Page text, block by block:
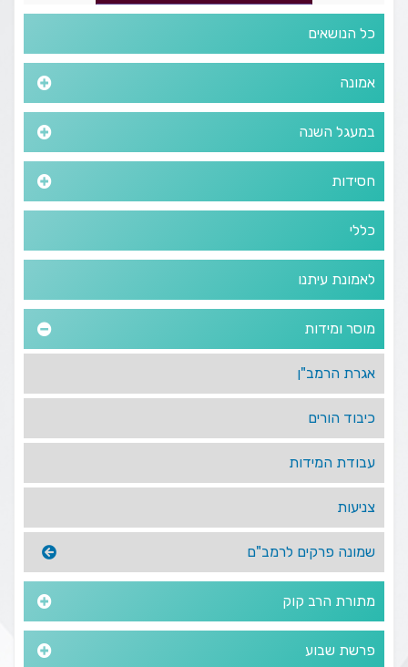
כל הנושאים
אמונה
במעגל השנה
חסידות
כללי
לאמונת עיתנו
מוסר ומידות
אגרת הרמב"ן
כיבוד הורים
עבודת המידות
צניעות
שמונה פרקים לרמב"ם
מתורת הרב קוק
פרשת שבוע